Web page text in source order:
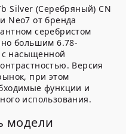
Silver (Серебряный) CN
Neo7 от бренда
серебристом
большим 6.78-
насыщенной
Версия
при этом
функции и
использования.
модели